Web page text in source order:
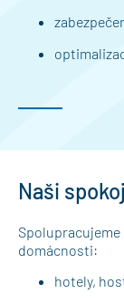
Naši
domácnosti:
hotely,